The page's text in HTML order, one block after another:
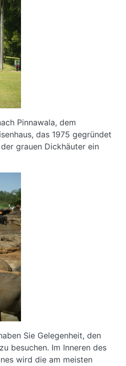
Pinnawala, dem
das 1975 gegründet
grauen Dickhäuter ein
Sie Gelegenheit, den
besuchen. Im Inneren des
wird die am meisten